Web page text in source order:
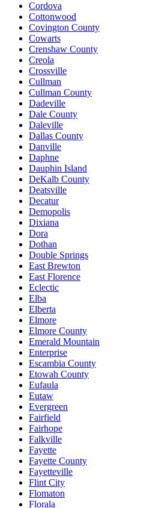
Cordova
Cottonwood
Covington County
Cowarts
Crenshaw County
Creola
Crossville
Cullman
Cullman County
Dadeville
Dale County
Daleville
Dallas County
Danville
Daphne
Dauphin Island
DeKalb County
Deatsville
Decatur
Demopolis
Dixiana
Dora
Dothan
Double Springs
East Brewton
East Florence
Eclectic
Elba
Elberta
Elmore
Elmore County
Emerald Mountain
Enterprise
Escambia County
Etowah County
Eufaula
Eutaw
Evergreen
Fairfield
Fairhope
Falkville
Fayette
Fayette County
Fayetteville
Flint City
Flomaton
Florala